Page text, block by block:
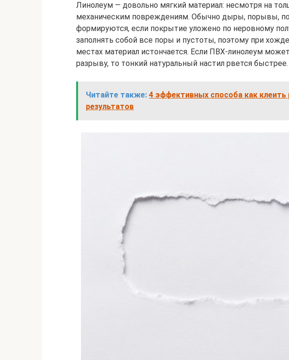
Линолеум — довольно мягкий материал: несмотря на
механическим повреждениям. Обычно дыры, порывы,
формируются, если покрытие уложено по неровному
заполнять собой все поры и пустоты, поэтому при
местах материал истончается. Если ПВХ-линолеум
разрыву, то тонкий натуральный настил рвется быстрее.
Читайте также: 4 эффективных способа как
результатов